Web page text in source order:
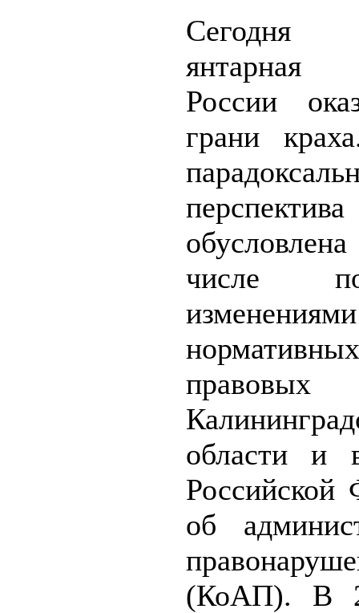
Сегодня
янтарная
России
грани
числе
нормативных
области и
Российской
об
(КоАП). В